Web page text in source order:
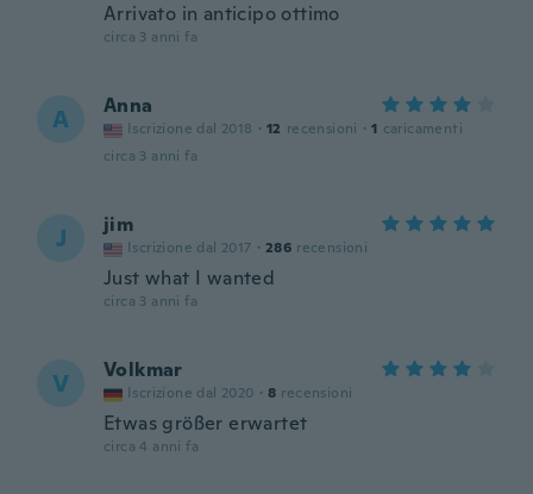
Arrivato in anticipo ottimo
circa 3 anni fa
A Anna
Iscrizione dal 2018 · 12 recensioni · 1 caricamenti
circa 3 anni fa
J jim
Iscrizione dal 2017 · 286 recensioni
Just what I wanted
circa 3 anni fa
V Volkmar
Iscrizione dal 2020 · 8 recensioni
Etwas größer erwartet
circa 4 anni fa